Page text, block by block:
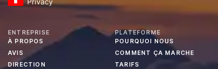
ENTREPRISE
À PROPOS
AVIS
DIRECTION
PLATEFORME
POURQUOI NOUS
COMMENT ÇA MARCHE
TARIFS